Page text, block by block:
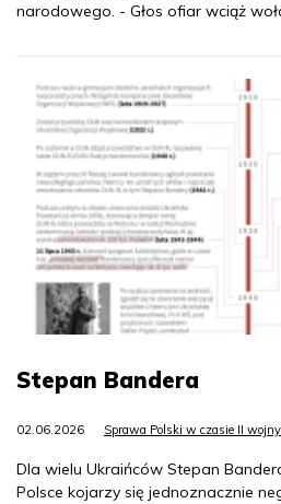
narodowego. - Głos ofiar wciąż
Stepan Bandera
02.06.2026 Sprawa Polski w czasie II
Dla wielu Ukraińców Stepan
Polsce kojarzy się jednoznacznie